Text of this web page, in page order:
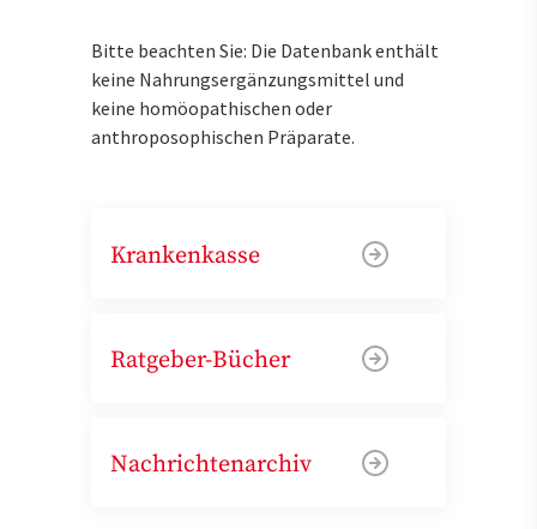
Bitte beachten Sie: Die Datenbank enthält
keine Nahrungsergänzungsmittel und
keine homöopathischen oder
anthroposophischen Präparate.
Krankenkasse
Ratgeber-Bücher
Nachrichtenarchiv